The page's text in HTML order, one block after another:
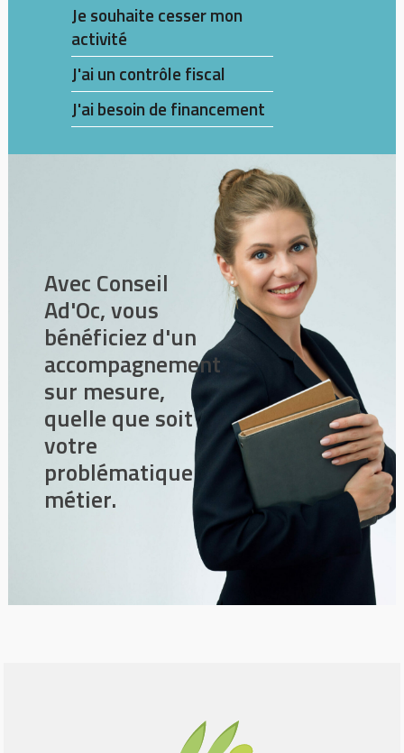
Je souhaite cesser mon
activité
J'ai un contrôle fiscal
J'ai besoin de financement
Avec Conseil
Ad'Oc, vous
bénéficiez d'un
accompagnement
sur mesure,
quelle que soit
votre
problématique
métier.